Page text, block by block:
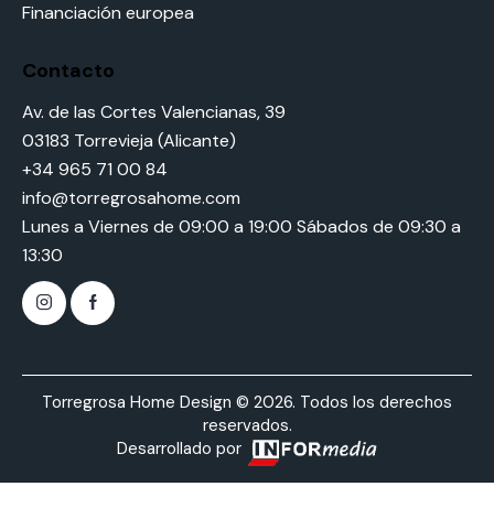
Financiación europea
Contacto
Av. de las Cortes Valencianas, 39
03183 Torrevieja (Alicante)
+34 965 71 00 84
info@torregrosahome.com
Lunes a Viernes de 09:00 a 19:00 Sábados de 09:30 a
13:30
Torregrosa Home Design © 2026. Todos los derechos
reservados.
Desarrollado por